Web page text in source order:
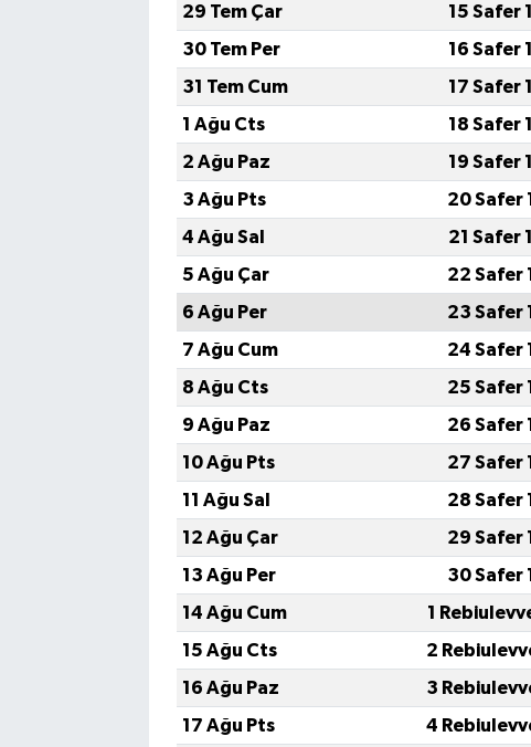
29 Tem Çar
15 Safer
30 Tem Per
16 Safer
31 Tem Cum
17 Safer
1 Ağu Cts
18 Safer
2 Ağu Paz
19 Safer
3 Ağu Pts
20 Safer
4 Ağu Sal
21 Safer
5 Ağu Çar
22 Safer
6 Ağu Per
23 Safer
7 Ağu Cum
24 Safer
8 Ağu Cts
25 Safer
9 Ağu Paz
26 Safer
10 Ağu Pts
27 Safer
11 Ağu Sal
28 Safer
12 Ağu Çar
29 Safer
13 Ağu Per
30 Safer
14 Ağu Cum
1
15 Ağu Cts
2
16 Ağu Paz
3
17 Ağu Pts
4